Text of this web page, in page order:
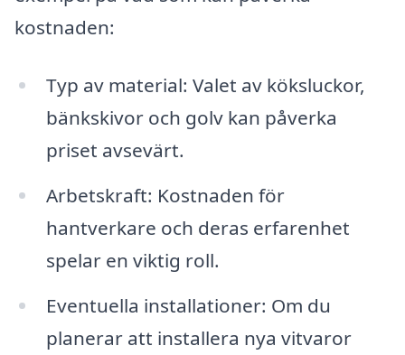
kostnaden:
Typ av material: Valet av köksluckor,
bänkskivor och golv kan påverka
priset avsevärt.
Arbetskraft: Kostnaden för
hantverkare och deras erfarenhet
spelar en viktig roll.
Eventuella installationer: Om du
planerar att installera nya vitvaror